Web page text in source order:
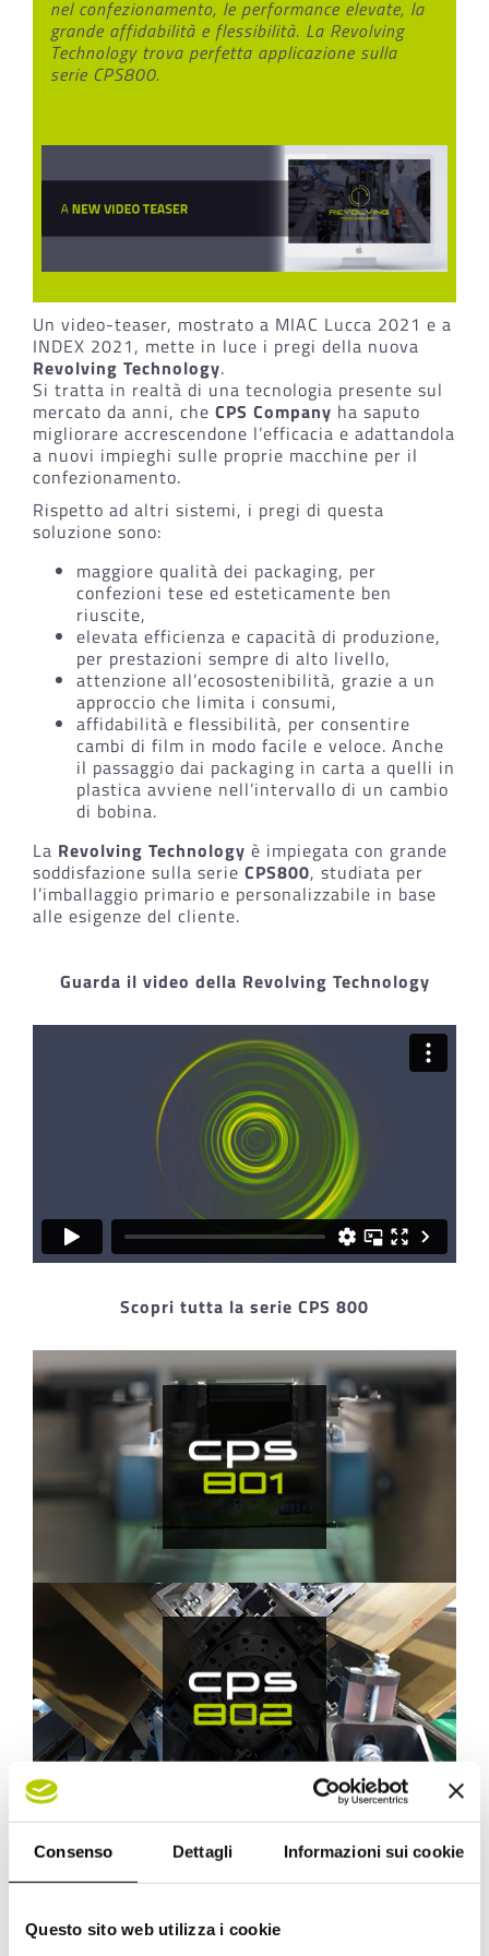
Consenso Dettagli Informazioni sui cookie
Questo sito web utilizza i cookie
nel confezionamento, le performance elevate, la
grande affidabilità e flessibilità. La Revolving
Technology trova perfetta applicazione sulla
serie CPS800.
Un video-teaser, mostrato a MIAC Lucca 2021 e a
INDEX 2021, mette in luce i pregi della nuova
Revolving Technology.
Si tratta in realtà di una tecnologia presente sul
mercato da anni, che CPS Company ha saputo
migliorare accrescendone l’efficacia e adattandola
a nuovi impieghi sulle proprie macchine per il
confezionamento.
Rispetto ad altri sistemi, i pregi di questa
soluzione sono:
maggiore qualità dei packaging, per
confezioni tese ed esteticamente ben
riuscite,
elevata efficienza e capacità di produzione,
per prestazioni sempre di alto livello,
attenzione all’ecosostenibilità, grazie a un
approccio che limita i consumi,
affidabilità e flessibilità, per consentire
cambi di film in modo facile e veloce. Anche
il passaggio dai packaging in carta a quelli in
plastica avviene nell’intervallo di un cambio
di bobina.
La Revolving Technology è impiegata con grande
soddisfazione sulla serie CPS800, studiata per
l’imballaggio primario e personalizzabile in base
alle esigenze del cliente.
Guarda il video della Revolving Technology
Scopri tutta la serie CPS 800